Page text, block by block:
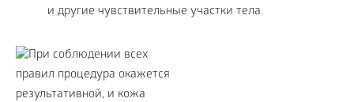
и другие чувствительные участки тела.